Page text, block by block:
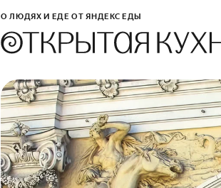
О ЛЮДЯХ И ЕДЕ ОТ ЯНДЕКС ЕДЫ